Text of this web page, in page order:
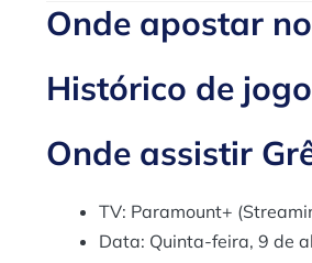
Onde apostar
Histórico de
Onde assistir
TV: Paramount+
Data: Quinta-feira, 9 de